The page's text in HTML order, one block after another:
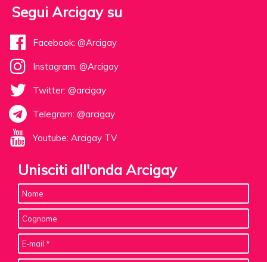
Segui Arcigay su
Facebook: @Arcigay
Instagram: @Arcigay
Twitter: @arcigay
Telegram: @arcigay
Youtube: Arcigay TV
Unisciti all'onda Arcigay